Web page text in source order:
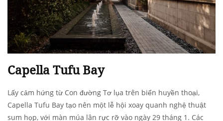
Capella Tufu Bay
Lấy cảm hứng từ Con đường Tơ lụa trên biển huyền thoại,
Capella Tufu Bay tạo nên một lễ hội xoay quanh nghệ thuật
sum họp, với màn múa lân rực rỡ vào ngày 29 tháng 1. Các